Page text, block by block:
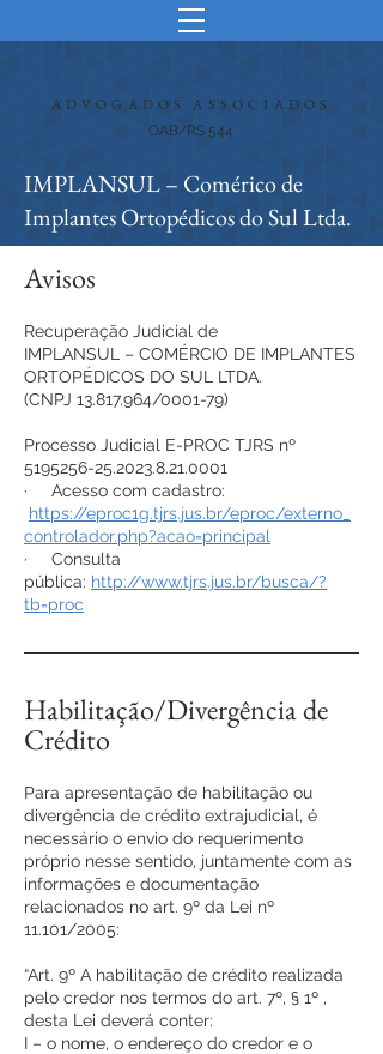
OAB/RS 544
ADVOGADOS ASSOCIADOS
IMPLANSUL – Comérico de
Implantes Ortopédicos do Sul Ltda.
Avisos
Recuperação Judicial de
IMPLANSUL – COMÉRCIO DE IMPLANTES
ORTOPÉDICOS DO SUL LTDA.
(CNPJ 13.817.964/0001-79)
Processo Judicial E-PROC TJRS nº
5195256-25.2023.8.21.0001
· Acesso com cadastro:
https://eproc1g.tjrs.jus.br/eproc/externo_
controlador.php?acao=principal
· Consulta
pública: http://www.tjrs.jus.br/busca/?
tb=proc
Habilitação/Divergência de
Crédito
​Para apresentação de habilitação ou
divergência de crédito extrajudicial, é
necessário o envio do requerimento
próprio nesse sentido, juntamente com as
informações e documentação
relacionados no art. 9º da Lei nº
11.101/2005:
“Art. 9º A habilitação de crédito realizada
pelo credor nos termos do art. 7º, § 1º ,
desta Lei deverá conter:
I – o nome, o endereço do credor e o